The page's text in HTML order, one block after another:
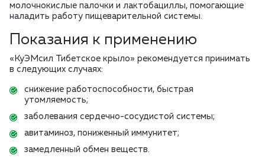
молочнокислые палочки и лактобациллы, помогающие
наладить работу пищеварительной системы.
Показания к применению
«КуЭМсил Тибетское крыло» рекомендуется принимать
в следующих случаях:
снижение работоспособности, быстрая
утомляемость;
заболевания сердечно-сосудистой системы;
авитаминоз, пониженный иммунитет;
замедленный обмен веществ.